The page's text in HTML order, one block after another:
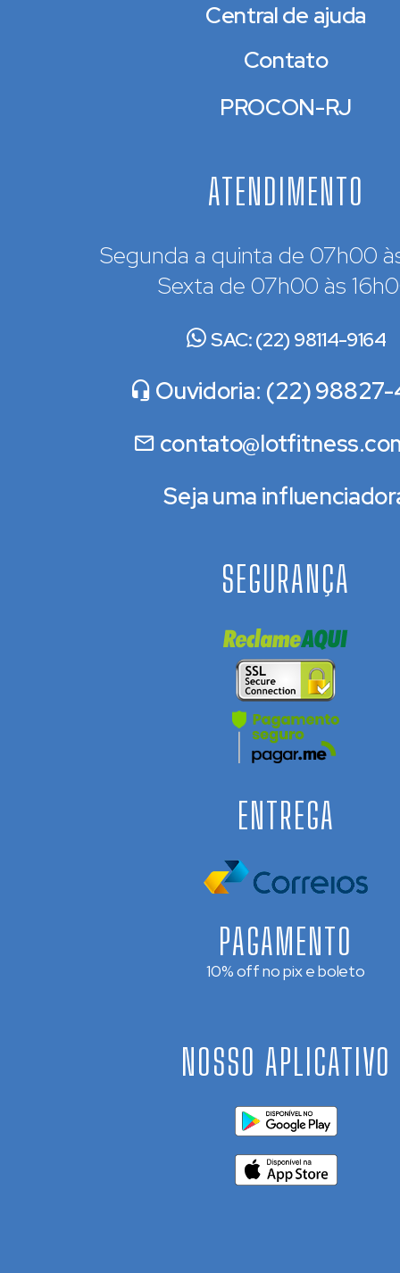
Central de ajuda
Contato
PROCON-RJ
ATENDIMENTO
Segunda a quinta de 07h00
Sexta de 07h00 às
SAC: (22) 98114-9164
Ouvidoria: (22) 98827-
Seja uma
PAGAMENTO
10% off no pix e boleto
ENTREGA
SEGURANÇA
NOSSO APLICATIVO